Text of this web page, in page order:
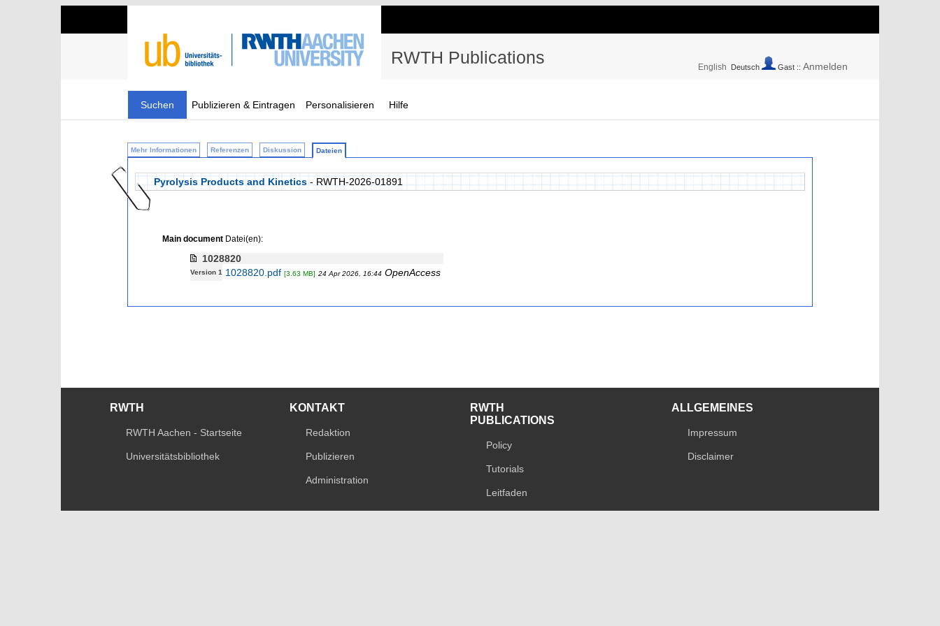
RWTH Publications English Deutsch Gast :: Anmelden
Suchen Publizieren & Eintragen Personalisieren Hilfe
Mehr Informationen Referenzen Diskussion Dateien
Pyrolysis Products and Kinetics - RWTH-2026-01891
Main documentDatei(en):
1028820
Version 1 1028820.pdf [3.63 MB] 24 Apr 2026, 16:44 OpenAccess
RWTH
RWTH Aachen - Startseite
Universitätsbibliothek
KONTAKT
Redaktion
Publizieren
Administration
RWTH
PUBLICATIONS
Policy
Tutorials
Leitfaden
ALLGEMEINES
Impressum
Disclaimer